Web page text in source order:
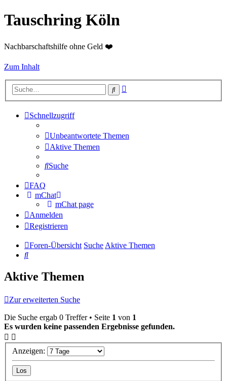
Tauschring Köln
Nachbarschaftshilfe ohne Geld ❤️
Zum Inhalt
Suche
Schnellzugriff
Unbeantwortete Themen
Aktive Themen
Suche
FAQ
mChat
mChat page
Anmelden
Registrieren
Foren-Übersicht SucheAktive Themen
Suche
Aktive Themen
Zur erweiterten Suche
Die Suche ergab 0 Treffer • Seite 1 von 1
Es wurden keine passenden Ergebnisse gefunden.
Anzeigen: